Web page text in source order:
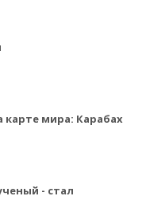
карте мира: Карабах
- стал